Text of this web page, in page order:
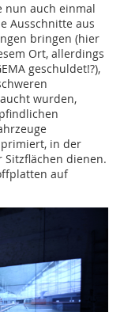
nun auch einmal
Ausschnitte aus
bringen (hier
Ort, allerdings
geschuldet!?),
wurden,
in der
dienen.
auf